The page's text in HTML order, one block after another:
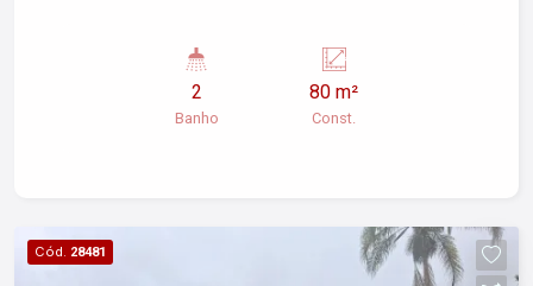
2
Banho
80 m²
Const.
Cód. 28481